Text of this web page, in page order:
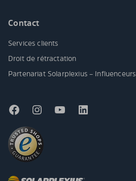
Contact
Services clients
Droit de rétractation
Partenariat Solarplexius – Influenceurs